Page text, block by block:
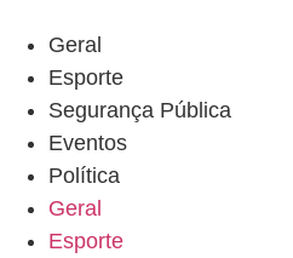
para
conteúdo
Geral
Esporte
Segurança Pública
Eventos
Política
Geral
Esporte